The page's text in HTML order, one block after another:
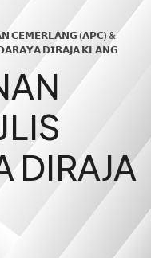
𝗖𝗘𝗠𝗘𝗥𝗟𝗔𝗡𝗚 (𝗔𝗣𝗖) &
𝗗𝗜𝗥𝗔𝗝𝗔 𝗞𝗟𝗔𝗡𝗚
DIRAJA